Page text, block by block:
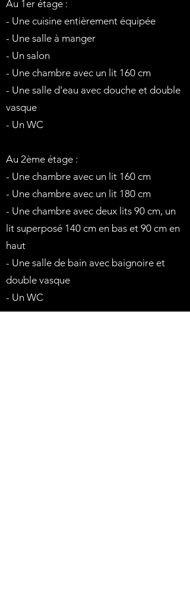
Au 1er étage :
- Une cuisine entièrement équipée
- Une salle à manger
- Un salon
- Une chambre avec un lit 160 cm
- Une salle d'eau avec douche et double
vasque
- Un WC
Au 2ème étage :
- Une chambre avec un lit 160 cm
- Une chambre avec un lit 180 cm
- Une chambre avec deux lits 90 cm, un
lit superposé 140 cm en bas et 90 cm en
haut
- Une salle de bain avec baignoire et
double vasque
- Un WC